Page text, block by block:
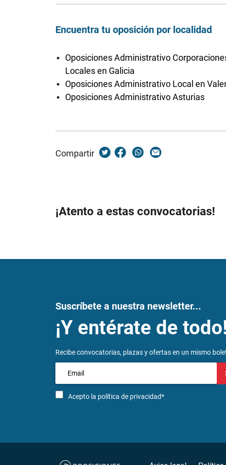
Encuentra tu oposición por localidad
Oposiciones Administrativo
Locales en Galicia
Oposiciones Administrativo Local en
Oposiciones Administrativo Asturias
Compartir
¡Atento a estas convocatorias!
Suscríbete a nuestra newsletter...
¡Y entérate de
Recibe convocatorias, plazas y ofertas en un mismo
Acepto la política de privacidad*